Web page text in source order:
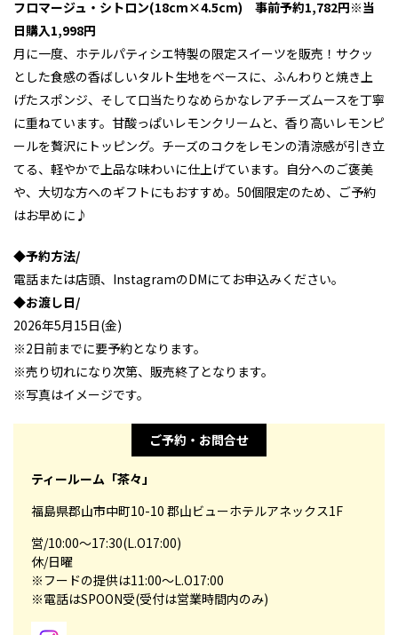
アジア・エスニッ テイクアウト
ランチ その他
レジャー・スポー 非日常 イベントレポート
その他
歯列矯正・審美歯
その他
幼稚園
その他
フロマージュ・シトロン(18cm×4.5cm) 事前予約1,782円※当
日購入1,998円
月に一度、ホテルパティシエ特製の限定スイーツを販売！サクッ
とした食感の香ばしいタルト生地をベースに、ふんわりと焼き上
げたスポンジ、そして口当たりなめらかなレアチーズムースを丁寧
に重ねています。甘酸っぱいレモンクリームと、香り高いレモンピ
ールを贅沢にトッピング。チーズのコクをレモンの清涼感が引き立
てる、軽やかで上品な味わいに仕上げています。自分へのご褒美
や、大切な方へのギフトにもおすすめ。50個限定のため、ご予約
はお早めに♪
◆予約方法/
電話または店頭、InstagramのDMにてお申込みください。
◆お渡し日/
2026年5月15日(金)
※2日前までに要予約となります。
※売り切れになり次第、販売終了となります。
※写真はイメージです。
ご予約・お問合せ
ティールーム「茶々」
福島県郡山市中町10-10 郡山ビューホテルアネックス1F
営/10:00～17:30(L.O17:00)
休/日曜
※フードの提供は11:00～L.O17:00
※電話はSPOON受(受付は営業時間内のみ)